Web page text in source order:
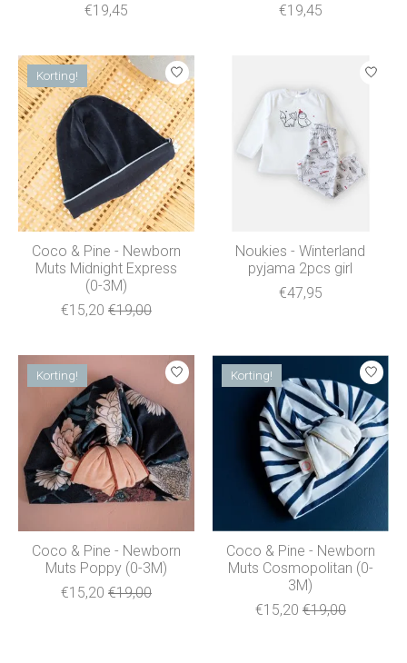
€19,45
€19,45
Korting!
Coco & Pine - Newborn
Muts Midnight Express
(0-3M)
€15,20 €19,00
Noukies - Winterland
pyjama 2pcs girl
€47,95
Korting!
Coco & Pine - Newborn
Muts Poppy (0-3M)
€15,20 €19,00
Korting!
Coco & Pine - Newborn
Muts Cosmopolitan (0-
3M)
€15,20 €19,00